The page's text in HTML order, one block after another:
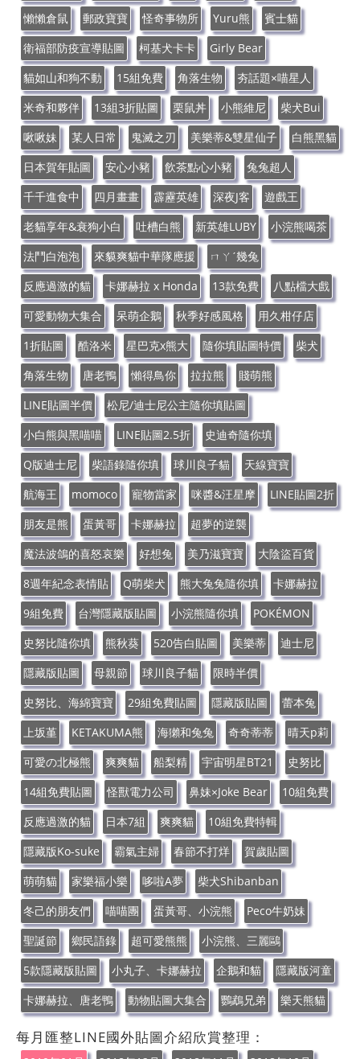
懶懶倉鼠
郵政寶寶 怪奇事物所 Yuru熊
賓士貓
衛福部防疫宣導貼圖
柯基犬卡卡
Girly Bear
貓如山和狗不動
15組免費 角落生物
夯話題×喵星人
米奇和夥伴
13組3折貼圖 栗鼠丼 小熊維尼
柴犬Bui
啾啾妹
某人日常 鬼滅之刃 美樂蒂&雙星仙子
白熊黑貓
日本賀年貼圖
安心小豬 飲茶點心小豬
兔兔超人
千千進食中
四月畫畫 霹靂英雄 深夜J客
遊戲王
老貓享年&衰狗小白
吐槽白熊 新英雄LUBY
小浣熊喝茶
法鬥白泡泡
來貘爽貓中華隊應援
ㄇㄚˊ幾兔
反應過激的貓
卡娜赫拉 x Honda 13款免費
八點檔大戲
可愛動物大集合
呆萌企鵝 秋季好感風格
用久柑仔店
1折貼圖
酷洛米 星巴克x熊大 隨你填貼圖特價
柴犬
角落生物
唐老鴨 懶得鳥你 拉拉熊
賤萌熊
LINE貼圖半價
松尼/迪士尼公主隨你填貼圖
小白熊與黑喵喵
LINE貼圖2.5折
史迪奇隨你填
Q版迪士尼
柴語錄隨你填 球川良子貓
天線寶寶
航海王
momoco 寵物當家 咪醬&汪星摩
LINE貼圖2折
朋友是熊
蛋黃哥 卡娜赫拉
超夢的逆襲
魔法波鴿的喜怒哀樂
好想兔 美乃滋寶寶
大陰盜百貨
8週年紀念表情貼
Q萌柴犬 熊大兔兔隨你填
卡娜赫拉
9組免費
台灣隱藏版貼圖 小浣熊隨你填
POKÉMON
史努比隨你填
熊秋葵 520告白貼圖 美樂蒂
迪士尼
隱藏版貼圖
母親節 球川良子貓
限時半價
史努比、海綿寶寶
29組免費貼圖 隱藏版貼圖
蕾本兔
上坂堇
KETAKUMA熊 海獺和兔兔 奇奇蒂蒂
晴天p莉
可愛の北極熊
爽爽貓 船梨精 宇宙明星BT21
史努比
14組免費貼圖
怪獸電力公司 鼻妹×Joke Bear
10組免費
反應過激的貓
日本7組 爽爽貓
10組免費特輯
隱藏版Ko-suke
霸氣主婦 春節不打烊
賀歲貼圖
萌萌貓
家樂福小樂 哆啦A夢
柴犬Shibanban
冬己的朋友們
喵喵團 蛋黃哥、小浣熊
Peco牛奶妹
聖誕節
鄉民語錄 超可愛熊熊
小浣熊、三麗鷗
5款隱藏版貼圖
小丸子、卡娜赫拉 企鵝和貓
隱藏版河童
卡娜赫拉、唐老鴨
動物貼圖大集合 鸚鵡兄弟 樂天熊貓
每月匯整LINE國外貼圖介紹欣賞整理：